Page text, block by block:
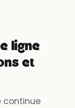
ligne
et
continue